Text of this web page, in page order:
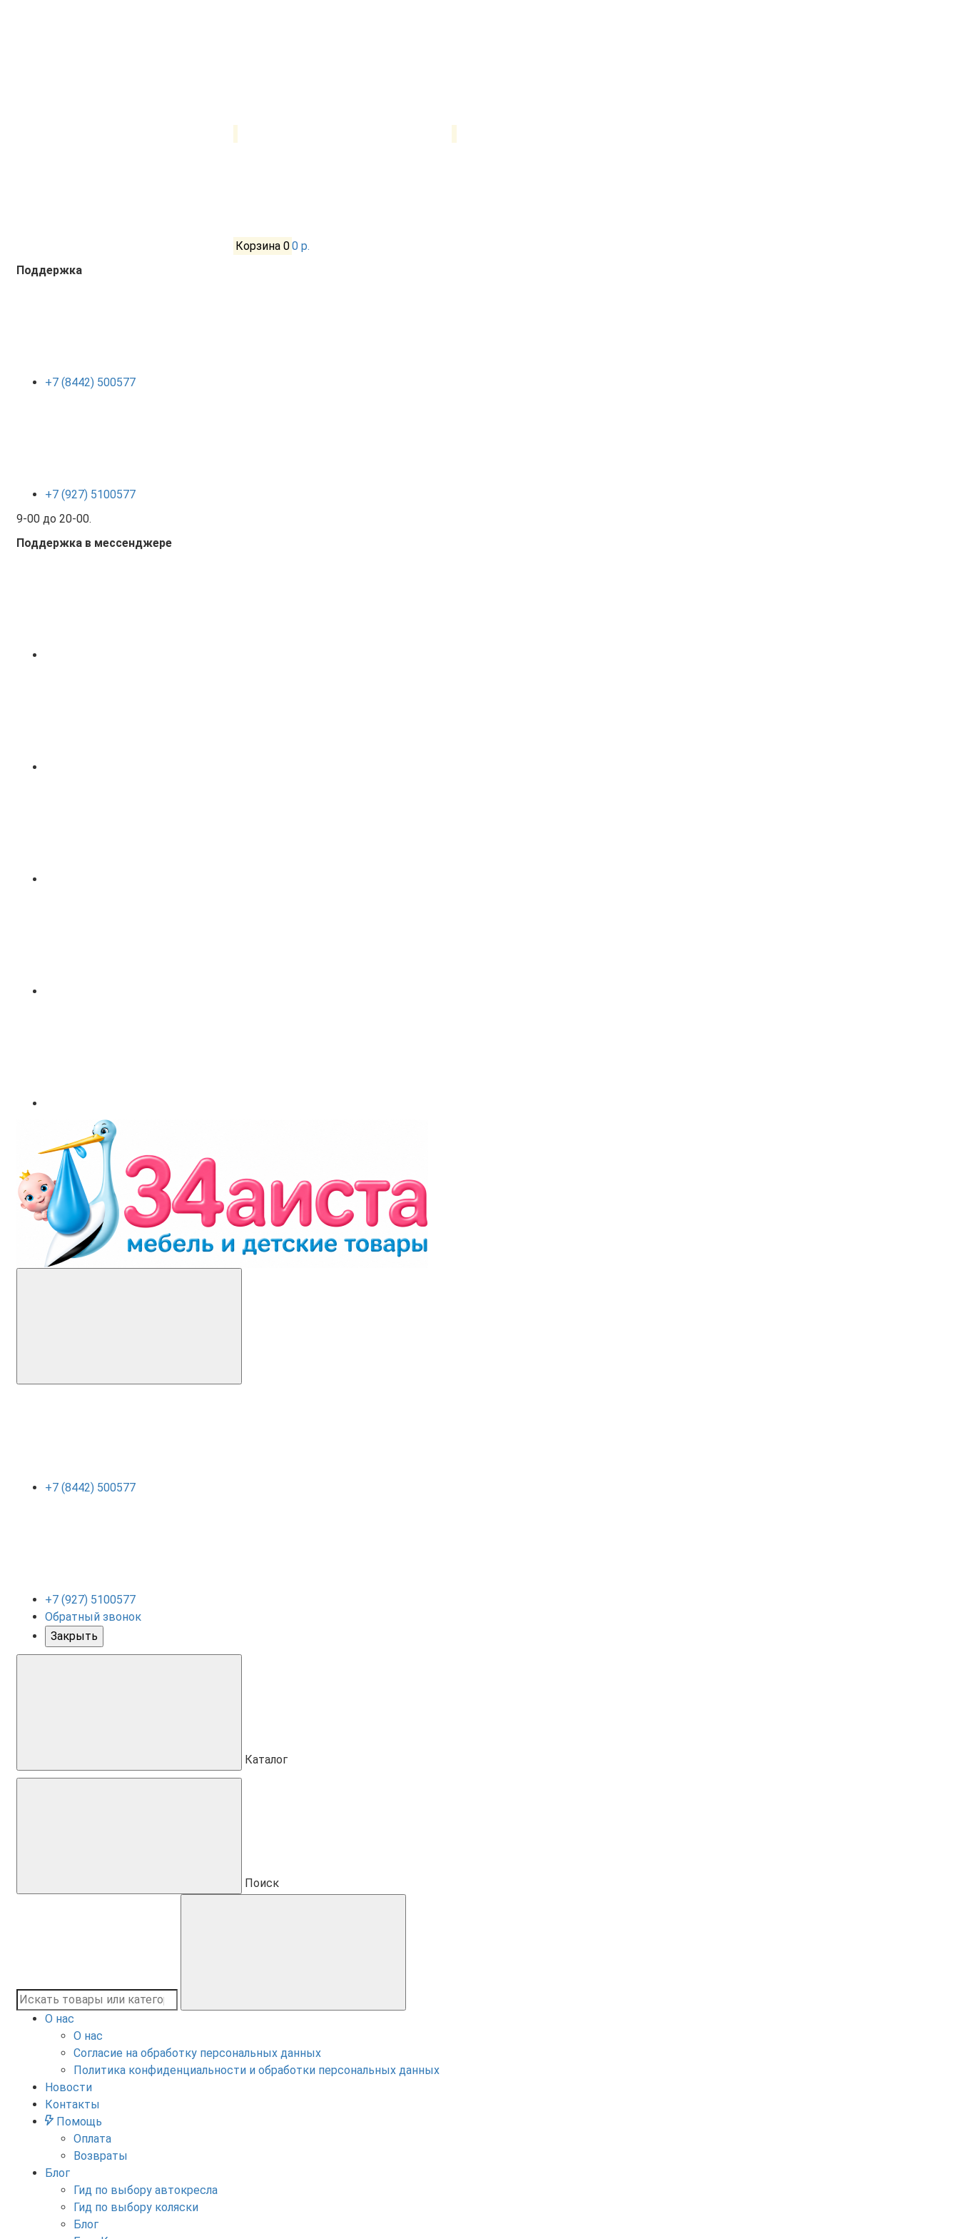
Корзина 00 р.
Поддержка
+7 (8442) 500577
+7 (927) 5100577
9-00 до 20-00.
Поддержка в мессенджере
+7 (8442) 500577
+7 (927) 5100577
Обратный звонок
Закрыть
Каталог
Поиск
О нас
О нас
Согласие на обработку персональных данных
Политика конфиденциальности и обработки персональных данных
Новости
Контакты
Помощь
Оплата
Возвраты
Блог
Гид по выбору автокресла
Гид по выбору коляски
Блог